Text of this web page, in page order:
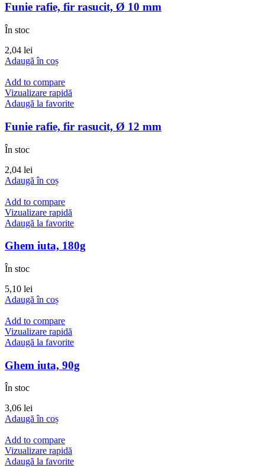
Funie rafie, fir rasucit, Ø 10 mm
În stoc
2,04 lei
Adaugă în coș
Add to compare
Vizualizare rapidă
Adaugă la favorite
Funie rafie, fir rasucit, Ø 12 mm
În stoc
2,04 lei
Adaugă în coș
Add to compare
Vizualizare rapidă
Adaugă la favorite
Ghem iuta, 180g
În stoc
5,10 lei
Adaugă în coș
Add to compare
Vizualizare rapidă
Adaugă la favorite
Ghem iuta, 90g
În stoc
3,06 lei
Adaugă în coș
Add to compare
Vizualizare rapidă
Adaugă la favorite